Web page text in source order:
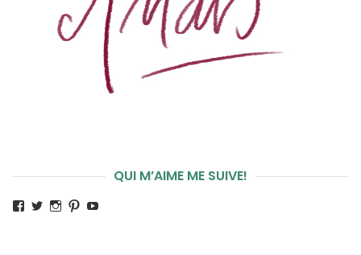
QUI M’AIME ME SUIVE!
Voir Voir Voir Voir